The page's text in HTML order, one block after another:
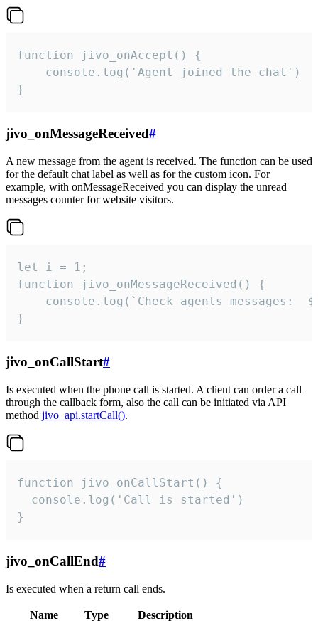
function jivo_onAccept() {
}
jivo_onMessageReceived#
A new message from the agent is received. The function can be used
for the default chat label as well as for the custom icon. For
example, with onMessageReceived you can display the unread
messages counter for website visitors.
let i = 1;
function jivo_onMessageReceived() {
}
jivo_onCallStart#
Is executed when the phone call is started. A client can order a call
through the callback form, also the call can be initiated via API
method jivo_api.startCall().
function jivo_onCallStart() {
  console.log('Call is started')
}
jivo_onCallEnd#
Is executed when a return call ends.
Name Type
Description